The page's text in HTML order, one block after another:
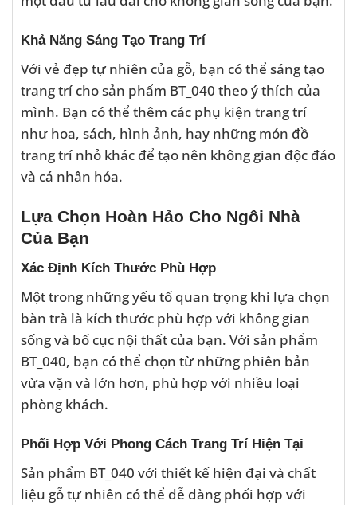
Khả Năng Sáng Tạo Trang Trí
Với vẻ đẹp tự nhiên của gỗ, bạn có thể sáng tạo
trang trí cho sản phẩm BT_040 theo ý thích của
mình. Bạn có thể thêm các phụ kiện trang trí
như hoa, sách, hình ảnh, hay những món đồ
trang trí nhỏ khác để tạo nên không gian độc đáo
và cá nhân hóa.
Lựa Chọn Hoàn Hảo Cho Ngôi Nhà
Của Bạn
Xác Định Kích Thước Phù Hợp
Một trong những yếu tố quan trọng khi lựa chọn
bàn trà là kích thước phù hợp với không gian
sống và bố cục nội thất của bạn. Với sản phẩm
BT_040, bạn có thể chọn từ những phiên bản
vừa vặn và lớn hơn, phù hợp với nhiều loại
phòng khách.
Phối Hợp Với Phong Cách Trang Trí Hiện Tại
Sản phẩm BT_040 với thiết kế hiện đại và chất
liệu gỗ tự nhiên có thể dễ dàng phối hợp với